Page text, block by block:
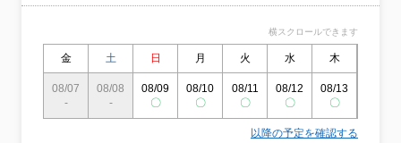
横スクロールできます
金 土 日 月 火 水 木
08/07
-
08/08
-
08/09
〇
08/10
〇
08/11
〇
08/12
〇
08/13
〇
以降の予定を確認する